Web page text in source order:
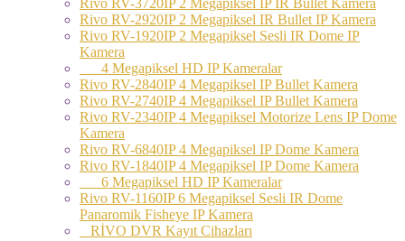
Rivo RV-2920IP 2 Megapiksel IR Bullet IP Kamera
Rivo RV-1920IP 2 Megapiksel Sesli IR Dome IP
Kamera
4 Megapiksel HD IP Kameralar
Rivo RV-2840IP 4 Megapiksel IP Bullet Kamera
Rivo RV-2740IP 4 Megapiksel IP Bullet Kamera
Rivo RV-2340IP 4 Megapiksel Motorize Lens IP Dome
Kamera
Rivo RV-6840IP 4 Megapiksel IP Dome Kamera
Rivo RV-1840IP 4 Megapiksel IP Dome Kamera
6 Megapiksel HD IP Kameralar
Rivo RV-1160IP 6 Megapiksel Sesli IR Dome
Panaromik Fisheye IP Kamera
RİVO DVR Kayıt Cihazları